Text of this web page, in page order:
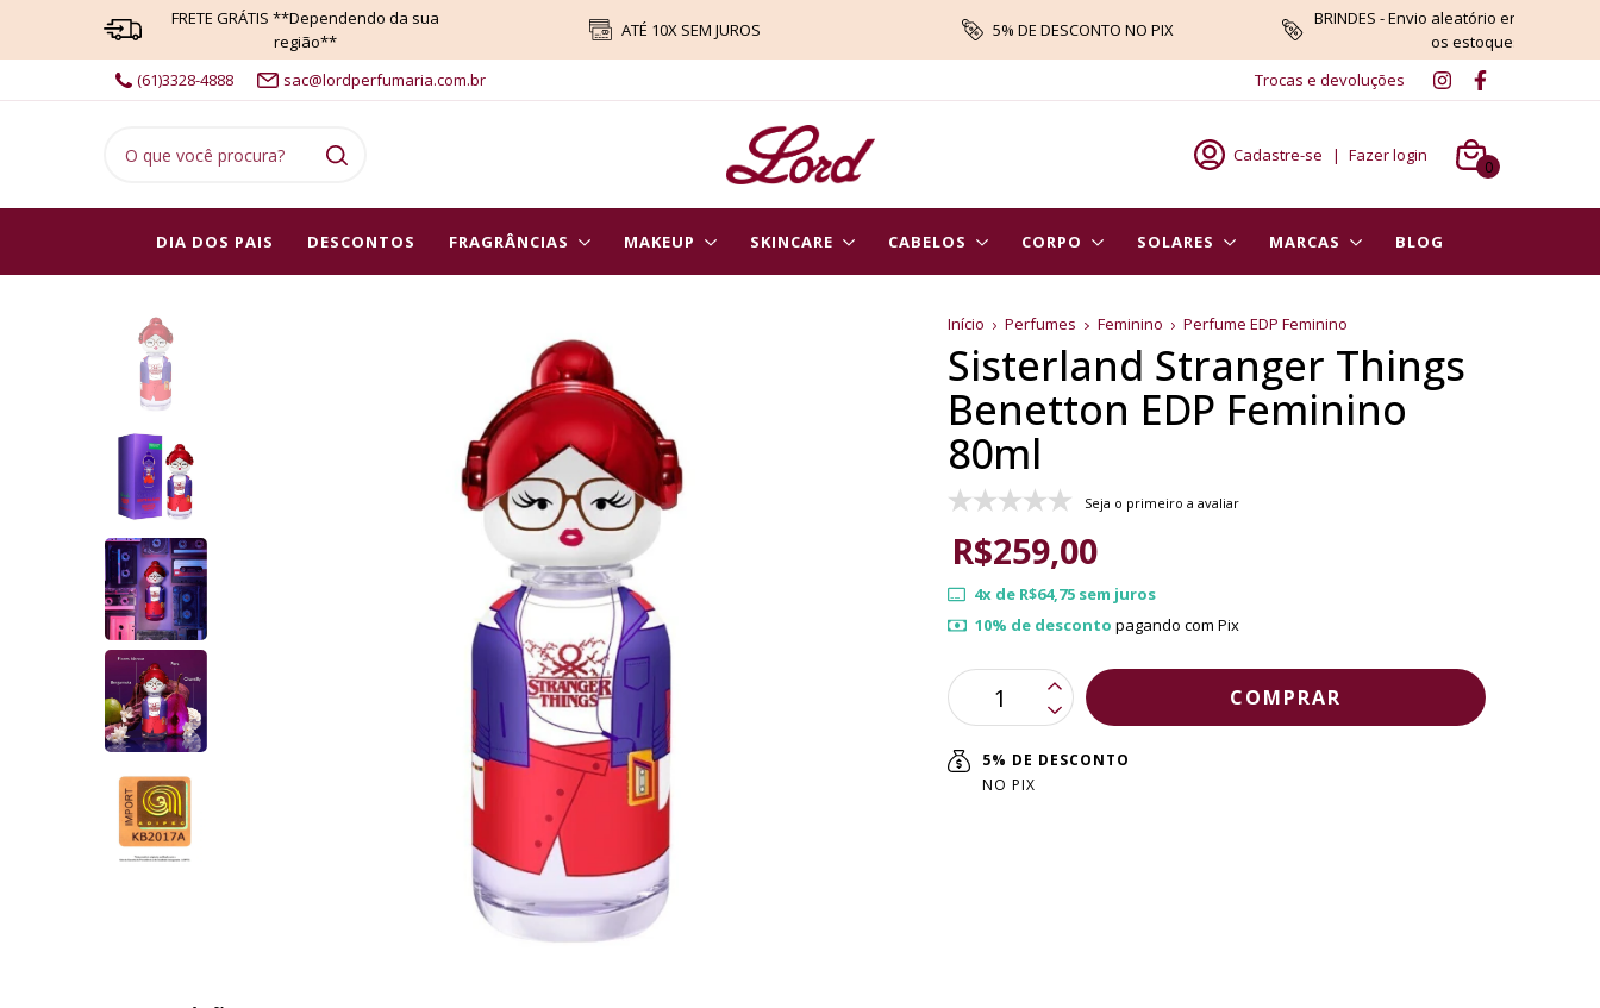
FRETE GRÁTIS **Dependendo da sua
região**
ATÉ 10X SEM JUROS 5% DE DESCONTO NO PIX
BRINDES - Envio aleatório enquanto
os estoques
(61)3328-4888
sac@lordperfumaria.com.br Trocas e devoluções
Cadastre-se | Fazer login
0
DIA DOS PAIS DESCONTOS FRAGRÂNCIAS MAKEUP SKINCARE CABELOS CORPO SOLARES MARCAS BLOG
Início Perfumes Feminino Perfume EDP Feminino
Sisterland Stranger Things
Benetton EDP Feminino
80ml
Seja o primeiro a avaliar
R$259,00
4x de R$64,75sem juros
10% de desconto pagando com Pix
5% DE DESCONTO
NO PIX